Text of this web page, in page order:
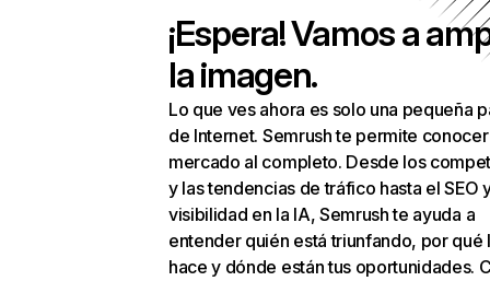
¡Espera! Vamos a
la imagen.
Lo que ves ahora es solo una pequeña
de Internet. Semrush te permite
mercado al completo. Desde los
y las tendencias de tráfico hasta el SEO
visibilidad en la IA, Semrush te ayuda a
entender quién está triunfando, por qué
hace y dónde están tus oportunidades.